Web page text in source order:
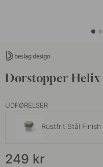
Dørstopper
UDFØRELSER
Rustfrit Stål Finish
Antik Bronze
249 kr